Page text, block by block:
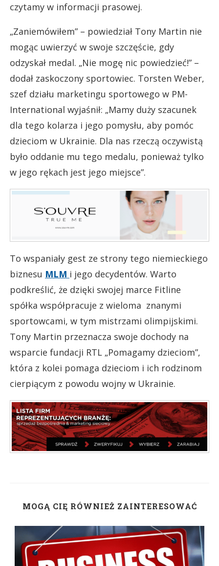
czytamy w informacji prasowej.
„Zaniemówiłem” – powiedział Tony Martin nie
mogąc uwierzyć w swoje szczęście, gdy
odzyskał medal. „Nie mogę nic powiedzieć!” –
dodał zaskoczony sportowiec. Torsten Weber,
szef działu marketingu sportowego w PM-
International wyjaśnił: „Mamy duży szacunek
dla tego kolarza i jego pomysłu, aby pomóc
dzieciom w Ukrainie. Dla nas rzeczą oczywistą
było oddanie mu tego medalu, ponieważ tylko
w jego rękach jest jego miejsce”.
To wspaniały gest ze strony tego niemieckiego
biznesu MLM i jego decydentów. Warto
podkreślić, że dzięki swojej marce Fitline
spółka współpracuje z wieloma znanymi
sportowcami, w tym mistrzami olimpijskimi.
Tony Martin przeznacza swoje dochody na
wsparcie fundacji RTL „Pomagamy dzieciom”,
która z kolei pomaga dzieciom i ich rodzinom
cierpiącym z powodu wojny w Ukrainie.
MOGĄ CIĘ RÓWNIEŻ ZAINTERESOWAĆ